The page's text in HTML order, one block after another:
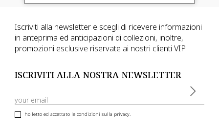
Iscriviti alla newsletter e scegli di ricevere informazioni
in anteprima ed anticipazioni di collezioni, inoltre,
promozioni esclusive riservate ai nostri clienti VIP
ISCRIVITI ALLA NOSTRA NEWSLETTER
ho letto ed accettato le condizioni sulla privacy.